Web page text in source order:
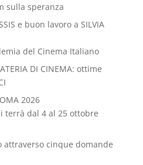
sulla speranza
e buon lavoro a SILVIA
del Cinema Italiano
DI CINEMA: ottime
2026
terrà dal 4 al 25 ottobre
attraverso cinque domande